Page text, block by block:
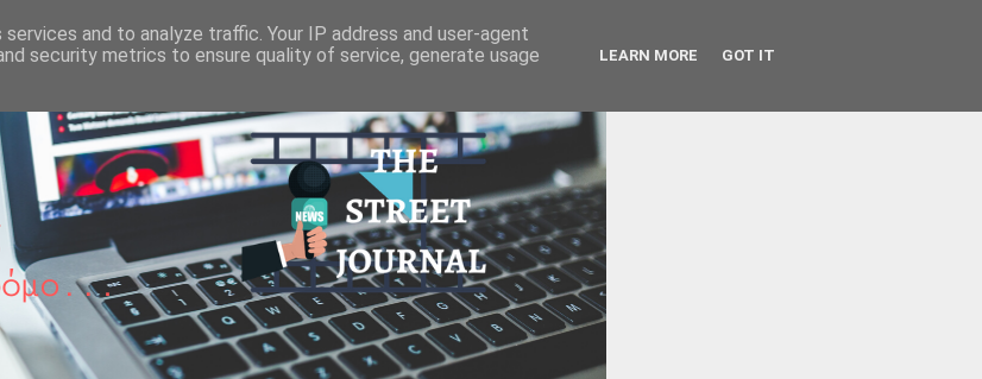
and to analyze traffic. Your IP address and user-agent
security metrics to ensure quality of service, generate usage
LEARN MORE GOT IT